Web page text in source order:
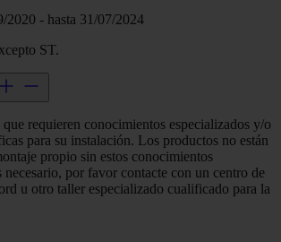
2020 - hasta 31/07/2024
ST.
requieren conocimientos especializados y/o
para su instalación. Los productos no están
propio sin estos conocimientos
necesario, por favor contacte con un centro de
u otro taller especializado cualificado para la